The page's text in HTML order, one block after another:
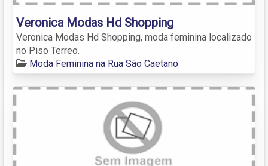
Veronica Modas Hd Shopping
Veronica Modas Hd Shopping, moda feminina localizado
no Piso Terreo.
Moda Feminina na Rua São Caetano